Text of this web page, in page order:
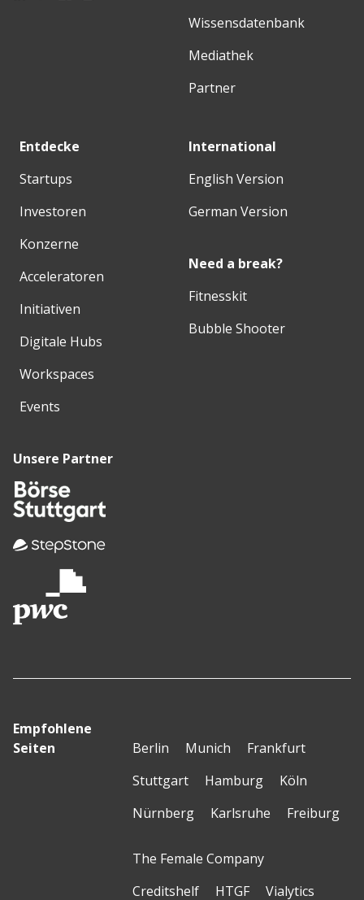
Wissensdatenbank
Mediathek
Partner
Entdecke
Startups
Investoren
Konzerne
Acceleratoren
Initiativen
Digitale Hubs
Workspaces
Events
International
English Version
German Version
Need a break?
Fitnesskit
Bubble Shooter
Unsere Partner
Empfohlene
Seiten
Berlin Munich
Frankfurt
Stuttgart
Hamburg
Köln
Nürnberg
Karlsruhe Freiburg
The Female Company
Creditshelf
HTGF Vialytics